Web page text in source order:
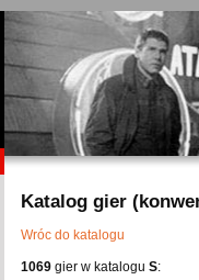
Katalog gier
Wróc do katalogu
1069 gier w katalogu S: